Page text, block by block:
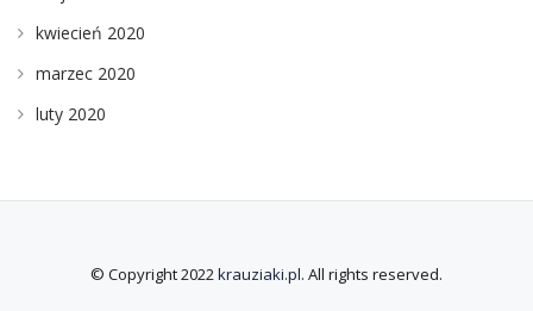
kwiecień 2020
marzec 2020
luty 2020
© Copyright 2022krauziaki.pl. All rights reserved.